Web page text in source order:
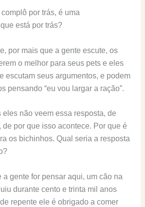
por trás, é uma
está por trás?
por mais que a gente escute, os
o melhor para seus pets e eles
escutam seus argumentos, e podem
pensando “eu vou largar a ração”.
eles não veem essa resposta, de
de por que isso acontece. Por que é
os bichinhos. Qual seria a resposta
a gente for pensar aqui, um cão na
durante cento e trinta mil anos
repente ele é obrigado a comer